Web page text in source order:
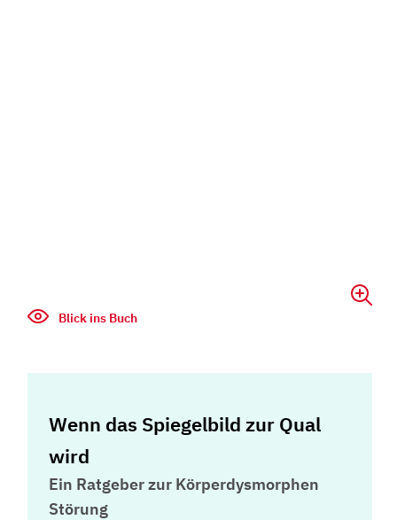
Blick ins Buch
Wenn das Spiegelbild zur Qual
wird
Ein Ratgeber zur Körperdysmorphen
Störung